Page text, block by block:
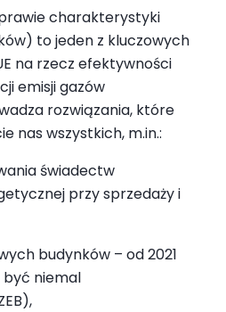
charakterystyki
to jeden z kluczowych
na rzecz efektywności
emisji gazów
rozwiązania, które
nas wszystkich, m.in.:
świadectw
przy sprzedaży i
budynków – od 2021
być niemal